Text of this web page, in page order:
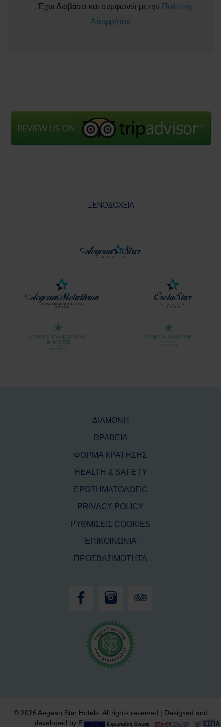
Έχω διαβάσει και συμφωνώ με την Πολιτική
Απορρήτου
ΞΕΝΟΔΟΧΕΙΑ
ΔΙΑΜΟΝΗ
ΒΡΑΒΕΙΑ
ΦΟΡΜΑ ΚΡΑΤΗΣΗΣ
HEALTH & SAFETY
ΕΡΩΤΗΜΑΤΟΛΟΓΙΟ
PRIVACY POLICY
ΡΥΘΜΙΣΕΙΣ COOKIES
ΕΠΙΚΟΙΝΩΝΙΑ
ΠΡΟΣΒΑΣΙΜΟΤΗΤΑ
© 2026 Aegean Star Hotels. All rights reserved | Designed and
developed by Eyewide - Hotel Internet Marketing